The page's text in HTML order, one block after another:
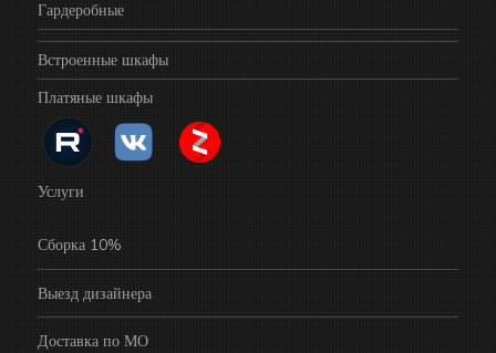
Гардеробные
Встроенные шкафы
Платяные шкафы
Услуги
Сборка 10%
Выезд дизайнера
Доставка по МО